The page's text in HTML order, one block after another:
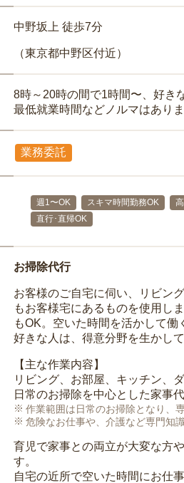
中野坂上 徒歩7分
（東京都中野区付近）
8時～20時の間で1時間〜、好き
最低就業時間などノルマはありま
業務委託
週1〜OK スキマ時間勤務OK
直行･直帰OK
お掃除代行
お客様のご自宅に伺い、リビン
もお客様宅にあるものを使用し
もOK。空いた時間を活かして
好きな人は、得意分野を生かし
【主な作業内容】
リビング、お部屋、キッチン、
日常のお掃除を中心とした家事
作業範囲は日常のお掃除となり、
危険なお仕事や、介護など専門知
育児で家事との両立が大変な方
す。
自宅の近所で空いた時間にお仕